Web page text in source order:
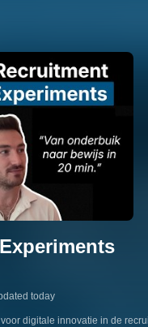
today
digitale innovatie in de